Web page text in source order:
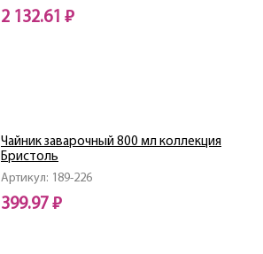
2 132.61 ₽
Артикул: 189-226
Чайник заварочный 800 мл коллекция
Бристоль
399.97 ₽